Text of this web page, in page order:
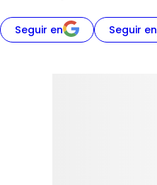
Seguir en Seguir en